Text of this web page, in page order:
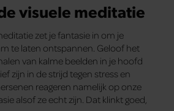
visuele meditatie
zet je fantasie in om je
te laten ontspannen. Geloof het
van kalme beelden in je hoofd
zijn in de strijd tegen stress en
reageren namelijk op onze
alsof ze echt zijn. Dat klinkt goed,